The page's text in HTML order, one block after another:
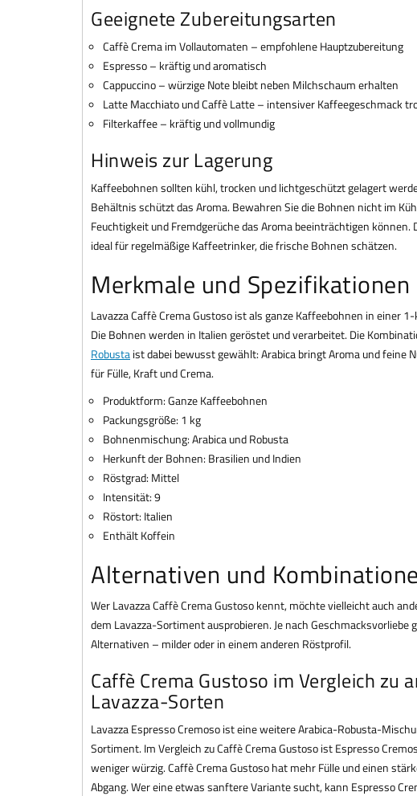
Geeignete Zubereitungsarten
Caffè Crema im Vollautomaten – empfohlene Hauptzubereitung
Espresso – kräftig und aromatisch
Cappuccino – würzige Note bleibt neben Milchschaum erhalten
Latte Macchiato und Caffè Latte – intensiver Kaffeegeschmack
Filterkaffee – kräftig und vollmundig
Hinweis zur Lagerung
Kaffeebohnen sollten kühl, trocken und lichtgeschützt gelagert
Behältnis schützt das Aroma. Bewahren Sie die Bohnen nicht im
Feuchtigkeit und Fremdgerüche das Aroma beeinträchtigen können.
ideal für regelmäßige Kaffeetrinker, die frische Bohnen schätzen.
Merkmale und Spezifikationen
Lavazza Caffè Crema Gustoso ist als ganze Kaffeebohnen in einer
Die Bohnen werden in Italien geröstet und verarbeitet. Die
Robustaist dabei bewusst gewählt: Arabica bringt Aroma und feine
für Fülle, Kraft und Crema.
Produktform: Ganze Kaffeebohnen
Packungsgröße: 1 kg
Bohnenmischung: Arabica und Robusta
Herkunft der Bohnen: Brasilien und Indien
Röstgrad: Mittel
Intensität: 9
Röstort: Italien
Enthält Koffein
Alternativen und
Wer Lavazza Caffè Crema Gustoso kennt, möchte vielleicht auch
dem Lavazza-Sortiment ausprobieren. Je nach Geschmacksvorliebe
Alternativen – milder oder in einem anderen Röstprofil.
Caffè Crema Gustoso im Vergleich zu
Lavazza-Sorten
Lavazza Espresso Cremoso ist eine weitere Arabica-Robusta-
Sortiment. Im Vergleich zu Caffè Crema Gustoso ist Espresso
weniger würzig. Caffè Crema Gustoso hat mehr Fülle und einen
Abgang. Wer eine etwas sanftere Variante sucht, kann Espresso